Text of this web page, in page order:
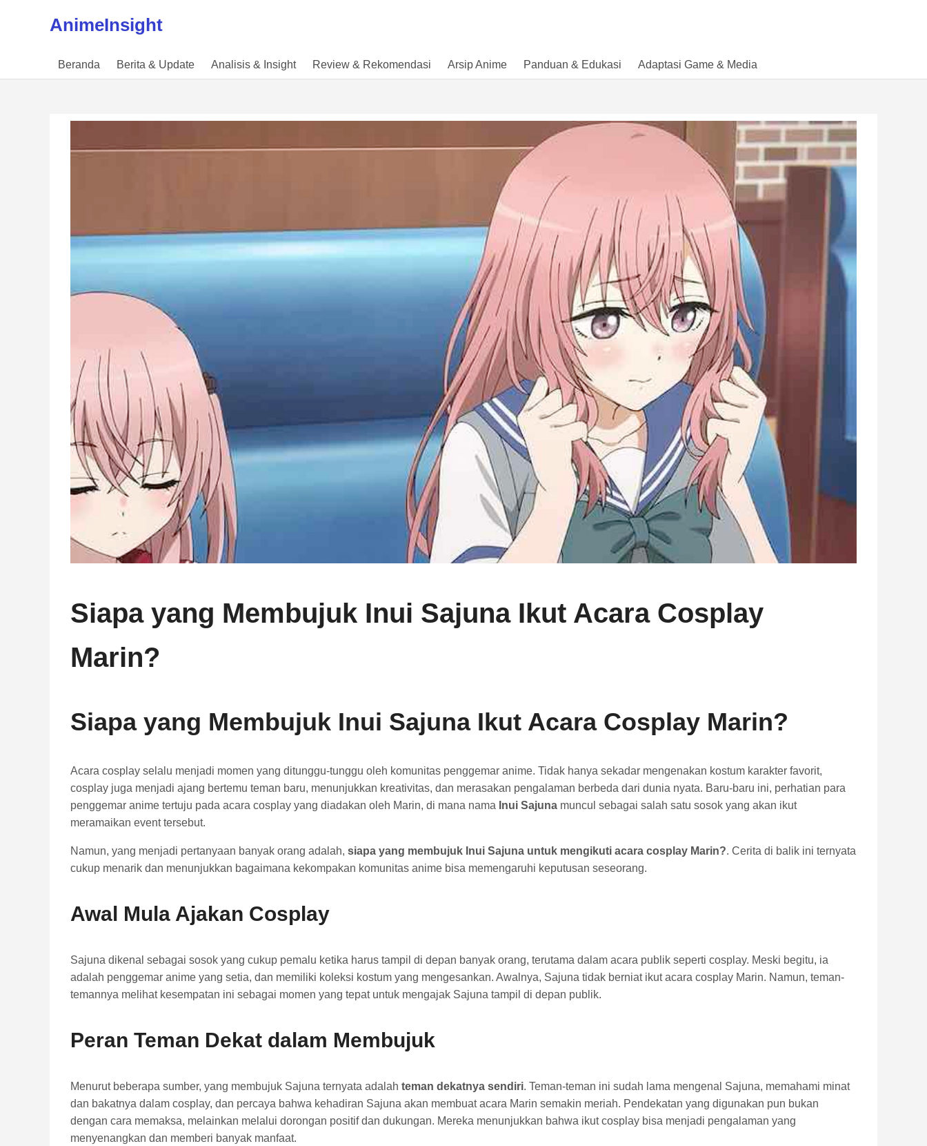
AnimeInsight
Beranda Berita & Update Analisis & Insight Review & Rekomendasi Arsip Anime Panduan & Edukasi Adaptasi Game & Media
Siapa yang Membujuk Inui Sajuna Ikut Acara Cosplay
Marin?
Siapa yang Membujuk Inui Sajuna Ikut Acara Cosplay Marin?
Acara cosplay selalu menjadi momen yang ditunggu-tunggu oleh komunitas penggemar anime. Tidak hanya sekadar mengenakan kostum karakter favorit,
cosplay juga menjadi ajang bertemu teman baru, menunjukkan kreativitas, dan merasakan pengalaman berbeda dari dunia nyata. Baru-baru ini, perhatian para
penggemar anime tertuju pada acara cosplay yang diadakan oleh Marin, di mana nama Inui Sajuna muncul sebagai salah satu sosok yang akan ikut
meramaikan event tersebut.
Namun, yang menjadi pertanyaan banyak orang adalah, siapa yang membujuk Inui Sajuna untuk mengikuti acara cosplay Marin?. Cerita di balik ini ternyata
cukup menarik dan menunjukkan bagaimana kekompakan komunitas anime bisa memengaruhi keputusan seseorang.
Awal Mula Ajakan Cosplay
Sajuna dikenal sebagai sosok yang cukup pemalu ketika harus tampil di depan banyak orang, terutama dalam acara publik seperti cosplay. Meski begitu, ia
adalah penggemar anime yang setia, dan memiliki koleksi kostum yang mengesankan. Awalnya, Sajuna tidak berniat ikut acara cosplay Marin. Namun, teman-
temannya melihat kesempatan ini sebagai momen yang tepat untuk mengajak Sajuna tampil di depan publik.
Peran Teman Dekat dalam Membujuk
Menurut beberapa sumber, yang membujuk Sajuna ternyata adalah teman dekatnya sendiri. Teman-teman ini sudah lama mengenal Sajuna, memahami minat
dan bakatnya dalam cosplay, dan percaya bahwa kehadiran Sajuna akan membuat acara Marin semakin meriah. Pendekatan yang digunakan pun bukan
dengan cara memaksa, melainkan melalui dorongan positif dan dukungan. Mereka menunjukkan bahwa ikut cosplay bisa menjadi pengalaman yang
menyenangkan dan memberi banyak manfaat.